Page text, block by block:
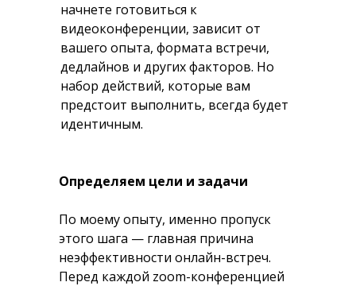
начнете готовиться к
видеоконференции, зависит от
вашего опыта, формата встречи,
дедлайнов и других факторов. Но
набор действий, которые вам
предстоит выполнить, всегда будет
идентичным.
Определяем цели и задачи
По моему опыту, именно пропуск
этого шага — главная причина
неэффективности онлайн-встреч.
Перед каждой zoom-конференцией